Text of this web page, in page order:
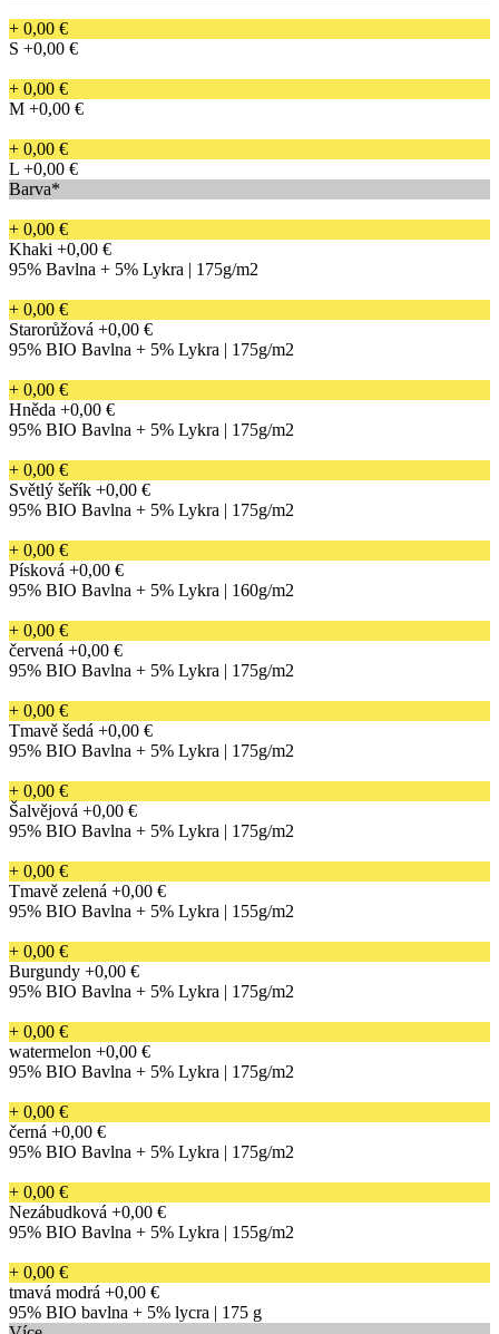
+ 0,00 €
S +0,00 €
+ 0,00 €
M +0,00 €
+ 0,00 €
L +0,00 €
Barva*
+ 0,00 €
Khaki +0,00 €
95% Bavlna + 5% Lykra | 175g/m2
+ 0,00 €
Starorůžová +0,00 €
95% BIO Bavlna + 5% Lykra | 175g/m2
+ 0,00 €
Hněda +0,00 €
95% BIO Bavlna + 5% Lykra | 175g/m2
+ 0,00 €
Světlý šeřík +0,00 €
95% BIO Bavlna + 5% Lykra | 175g/m2
+ 0,00 €
Písková +0,00 €
95% BIO Bavlna + 5% Lykra | 160g/m2
+ 0,00 €
červená +0,00 €
95% BIO Bavlna + 5% Lykra | 175g/m2
+ 0,00 €
Tmavě šedá +0,00 €
95% BIO Bavlna + 5% Lykra | 175g/m2
+ 0,00 €
Šalvějová +0,00 €
95% BIO Bavlna + 5% Lykra | 175g/m2
+ 0,00 €
Tmavě zelená +0,00 €
95% BIO Bavlna + 5% Lykra | 155g/m2
+ 0,00 €
Burgundy +0,00 €
95% BIO Bavlna + 5% Lykra | 175g/m2
+ 0,00 €
watermelon +0,00 €
95% BIO Bavlna + 5% Lykra | 175g/m2
+ 0,00 €
černá +0,00 €
95% BIO Bavlna + 5% Lykra | 175g/m2
+ 0,00 €
Nezábudková +0,00 €
95% BIO Bavlna + 5% Lykra | 155g/m2
+ 0,00 €
tmavá modrá +0,00 €
95% BIO bavlna + 5% lycra | 175 g